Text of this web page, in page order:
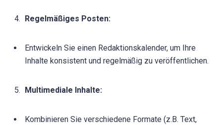
Regelmäßiges Posten:
Entwickeln Sie einen Redaktionskalender, um Ihre
Inhalte konsistent und regelmäßig zu veröffentlichen.
Multimediale Inhalte:
Kombinieren Sie verschiedene Formate (z.B. Text,